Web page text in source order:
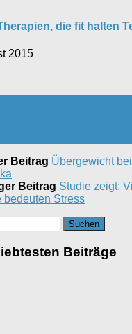
die fit halten
2015
Beitrag Übergewicht
Beitrag Studie zeigt:
bedeuten Stress
Beiträge